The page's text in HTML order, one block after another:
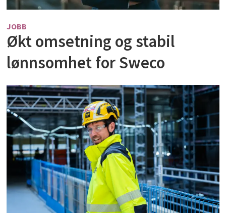
JOBB
Økt omsetning og stabil
lønnsomhet for Sweco